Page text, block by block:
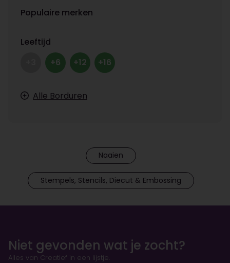
Populaire merken
Leeftijd
+6 +12 +16
Alle Borduren
Naaien
Stempels, Stencils, Diecut & Embossing
Niet gevonden wat je zocht?
Alles van Creatief in een lijstje.